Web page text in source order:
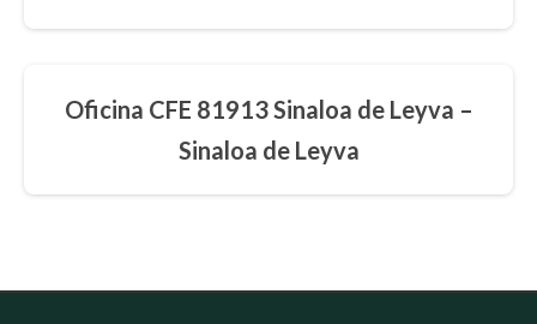
Oficina CFE 81913 Sinaloa de Leyva –
Sinaloa de Leyva